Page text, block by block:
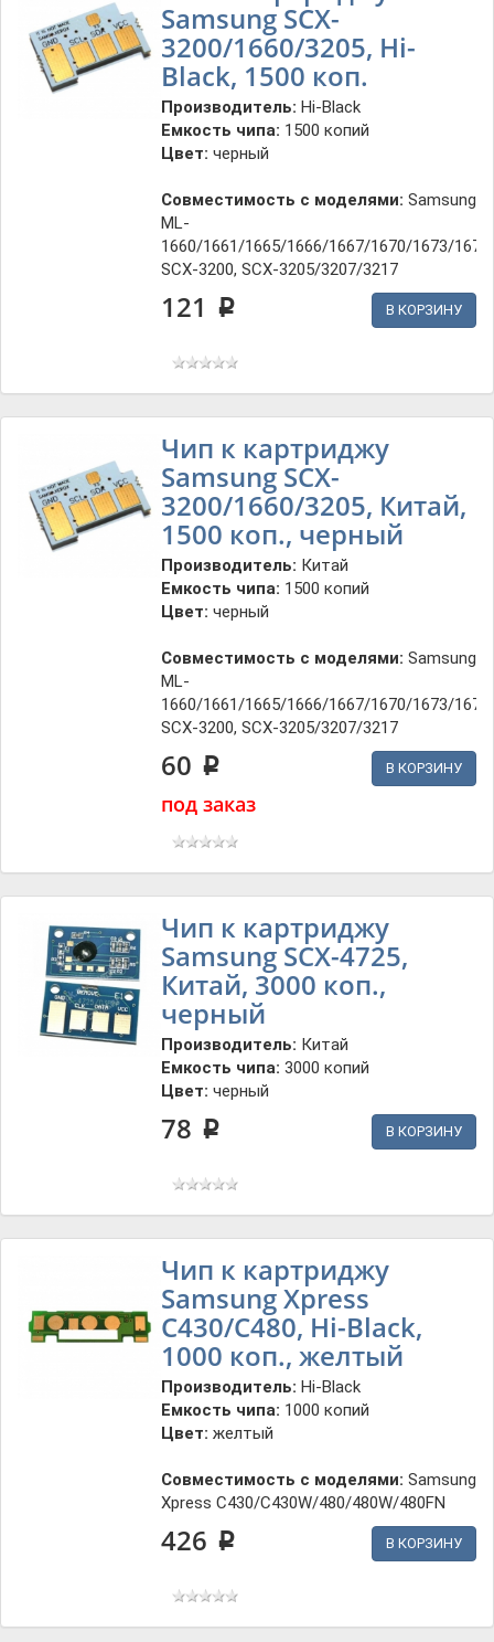
Samsung SCX-
3200/1660/3205, Hi-
Black, 1500 коп.
Производитель: Hi-Black
Емкость чипа: 1500 копий
Цвет: черный
Совместимость с моделями: Samsung
ML-
1660/1661/1665/1666/1667/1670/1673/
SCX-3200, SCX-3205/3207/3217
121 p В КОРЗИНУ
Чип к картриджу
Samsung SCX-
3200/1660/3205, Китай,
1500 коп., черный
Производитель: Китай
Емкость чипа: 1500 копий
Цвет: черный
Совместимость с моделями: Samsung
ML-
1660/1661/1665/1666/1667/1670/1673/
SCX-3200, SCX-3205/3207/3217
60 p
под заказ
В КОРЗИНУ
Чип к картриджу
Samsung SCX-4725,
Китай, 3000 коп.,
черный
Производитель: Китай
Емкость чипа: 3000 копий
Цвет: черный
78 p В КОРЗИНУ
Чип к картриджу
Samsung Xpress
C430/C480, Hi-Black,
1000 коп., желтый
Производитель: Hi-Black
Емкость чипа: 1000 копий
Цвет: желтый
Совместимость с моделями: Samsung
Xpress C430/C430W/480/480W/480FN
426 p В КОРЗИНУ